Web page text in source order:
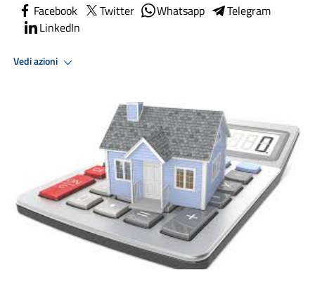
Facebook Twitter Whatsapp
Telegram
LinkedIn
Vedi azioni